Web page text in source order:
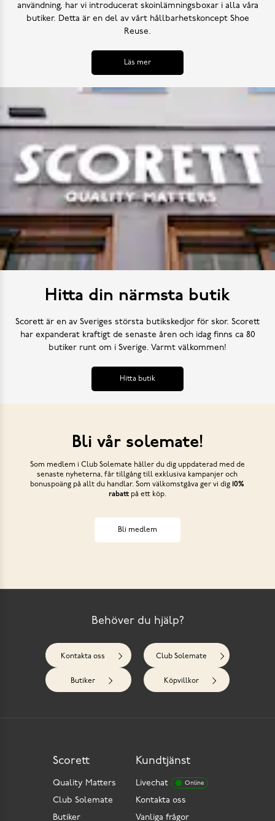
användning, har vi introducerat skoinlämningsboxar i alla våra
butiker. Detta är en del av vårt hållbarhetskoncept Shoe
Reuse.
Läs mer
Hitta din närmsta butik
Scorett är en av Sveriges största butikskedjor för skor. Scorett
har expanderat kraftigt de senaste åren och idag finns ca 80
butiker runt om i Sverige. Varmt välkommen!
Hitta butik
Bli vår solemate!
Som medlem i Club Solemate håller du dig uppdaterad med de
senaste nyheterna, får tillgång till exklusiva kampanjer och
bonuspoäng på allt du handlar. Som välkomstgåva ger vi dig10%
rabattpå ett köp.
Bli medlem
Behöver du hjälp?
Kontakta oss Club Solemate
Butiker Köpvillkor
Kundtjänst
Livechat Online
Kontakta oss
Vanliga frågor
Scorett
Quality Matters
Club Solemate
Butiker